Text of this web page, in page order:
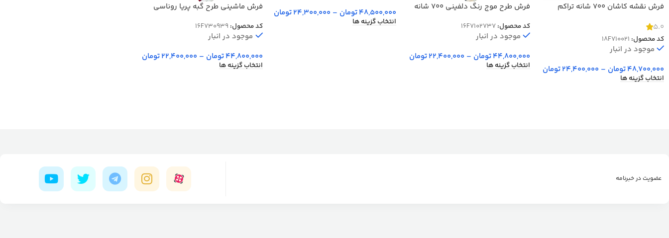
فرش نقشه کاشان 700 شانه تراکم
5.0
کد محصول: 18F710021
موجود در انبار
48,700,000تومان –
24,400,000تومان
انتخاب گزینه ها
فرش طرح موج رنگ دلفینی 700 شانه
کد محصول:16F7102737
موجود در انبار
44,800,000تومان –
22,400,000تومان
انتخاب گزینه ها
48,500,000تومان –
24,300,000تومان
انتخاب گزینه ها
فرش ماشینی طرح گبه پریا روناسی
کد محصول: 16F730939
موجود در انبار
44,800,000تومان –
22,400,000تومان
انتخاب گزینه ها
عضویت در خبرنامه